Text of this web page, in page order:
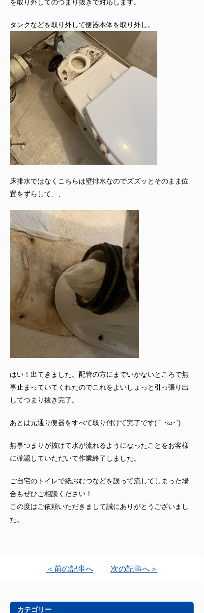
を取り外してのつまり抜きで対応します。
タンクなどを取り外して便器本体を取り外し。
床排水ではなくこちらは壁排水なのでズズッとそのまま位
置をずらして、、
はい！出てきました。配管の方にまでいかないところで無
事止まっていてくれたのでこれをよいしょっと引っ張り出
してつまり抜き完了。
あとは元通り便器をすべて取り付けて完了です(｀･ω･´)ゞ
無事つまりが抜けて水が流れるようになったことをお客様
に確認していただいて作業終了しました。
ご自宅のトイレで紙おむつなどを誤って流してしまった場
合もぜひご相談ください！
この度はご依頼いただきまして誠にありがとうございまし
た。
＜前の記事へ 次の記事へ＞
カテゴリー